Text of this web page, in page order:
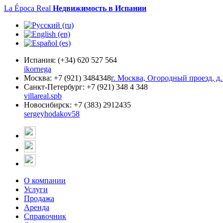
La Época Real Недвижимость в Испании
Испания: (+34) 620 527 564
ikornega
Москва: +7 (921) 3484348г. Москва, Огородный проезд,
Санкт-Петербург: +7 (921) 348 4 348
villareal.spb
Новосибирск: +7 (383) 2912435
sergeyhodakov58
О компании
Услуги
Продажа
Аренда
Справочник